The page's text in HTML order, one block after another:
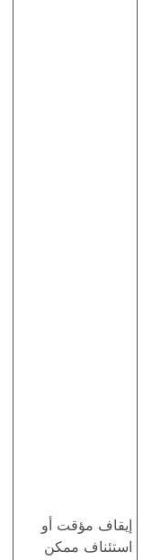
إيقاف مؤقت أو
استئناف ممكن